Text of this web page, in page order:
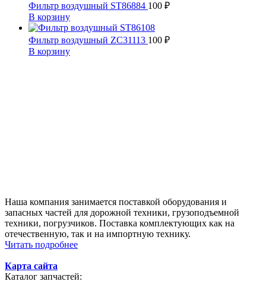
Фильтр воздушный ST86884 100 ₽
В корзину
Фильтр воздушный ZC31113 100 ₽
В корзину
Наша компания занимается поставкой оборудования и
запасных частей для дорожной техники, грузоподъемной
техники, погрузчиков. Поставка комплектующих как на
отечественную, так и на импортную технику.
Читать подробнее
Карта сайта
Каталог запчастей: